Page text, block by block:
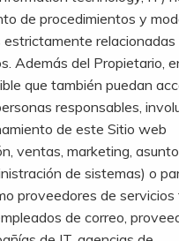
de procedimientos y
relacionadas
Además del Propietario,
que también puedan
responsables,
de este Sitio web
ventas, marketing,
de sistemas) o
proveedores de servicios
de correo,